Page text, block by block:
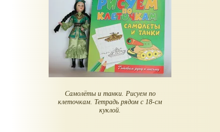
Самолёты и танки. Рисуем по
клеточкам. Тетрадь рядом с 18-см
куклой.